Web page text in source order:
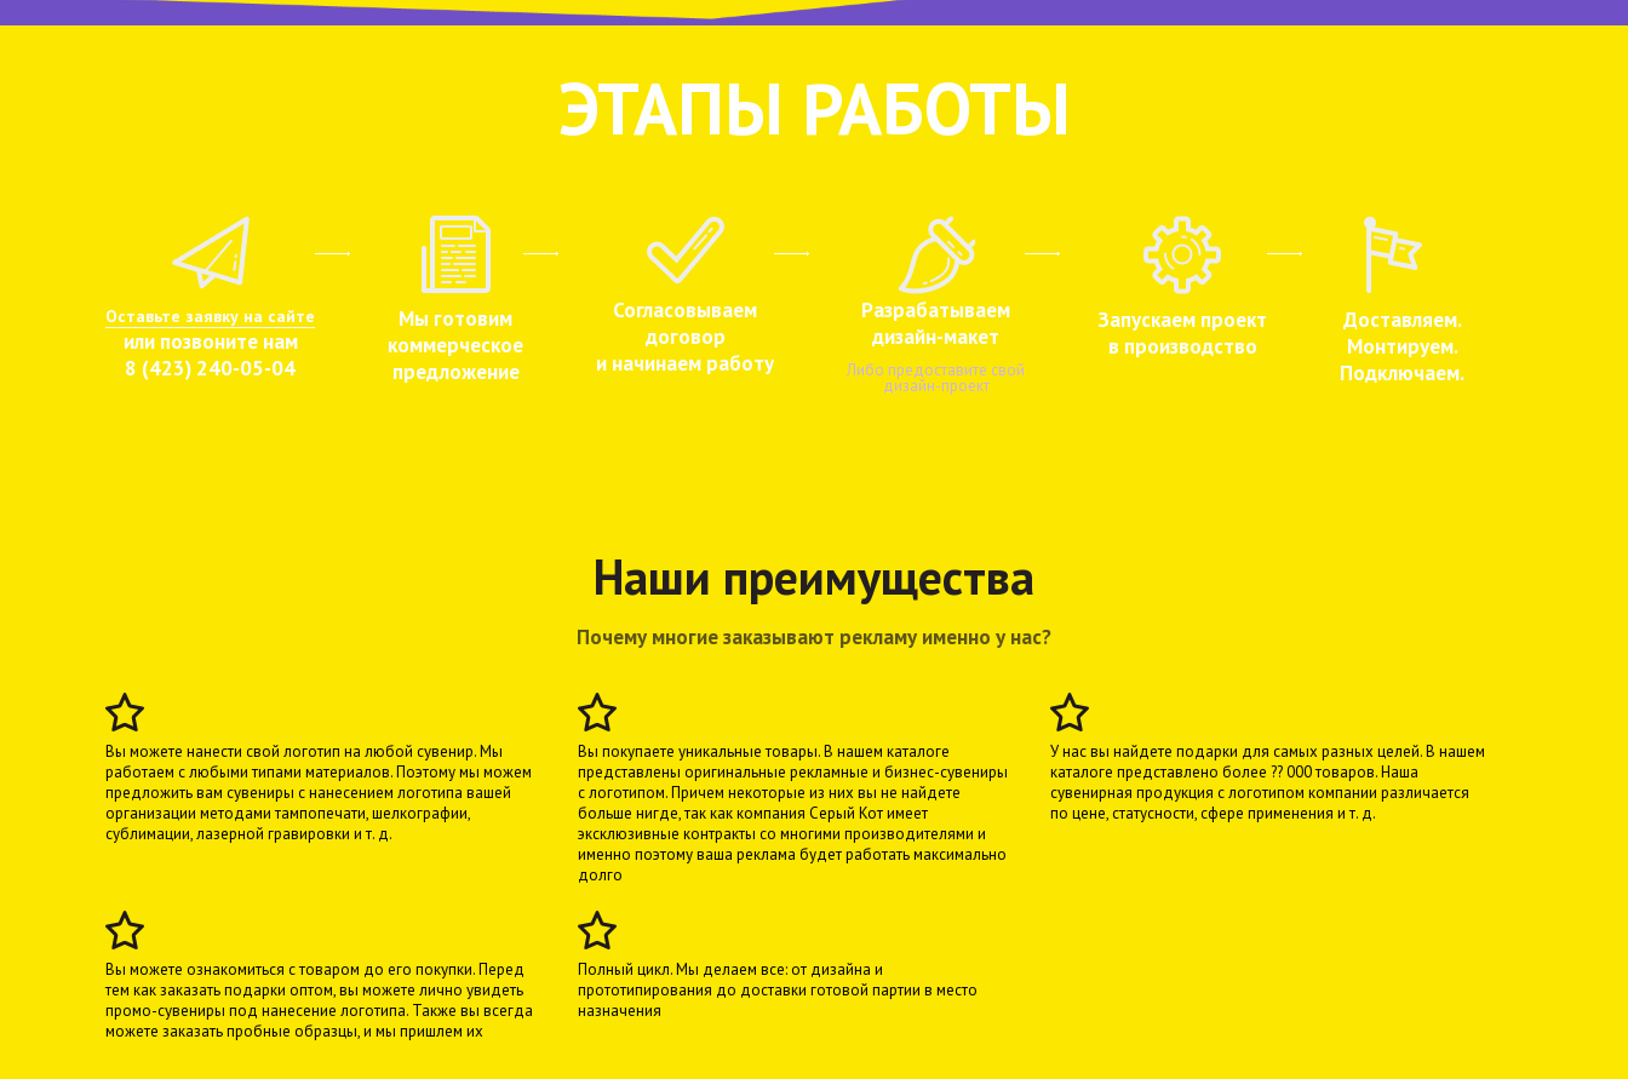
ЭТАПЫ РАБОТЫ
Оставьте заявку на сайте
или позвоните нам
8 (423) 240-05-04
Мы готовим
коммерческое
предложение
Согласовываем
договор
и начинаем работу
Разрабатываем
дизайн-макет
Либо предоставите свой
дизайн-проект
Запускаем проект
в производство
Доставляем.
Монтируем.
Подключаем.
Наши преимущества
Почему многие заказывают рекламу именно у нас?
Вы можете нанести свой логотип на любой сувенир. Мы
работаем с любыми типами материалов. Поэтому мы можем
предложить вам сувениры с нанесением логотипа вашей
организации методами тампопечати, шелкографии,
сублимации, лазерной гравировки и т. д.
Вы покупаете уникальные товары. В нашем каталоге
представлены оригинальные рекламные и бизнес-сувениры
с логотипом. Причем некоторые из них вы не найдете
больше нигде, так как компания Серый Кот имеет
эксклюзивные контракты со многими производителями и
именно поэтому ваша реклама будет работать максимально
долго
У нас вы найдете подарки для самых разных целей. В нашем
каталоге представлено более ?? 000 товаров. Наша
сувенирная продукция с логотипом компании различается
по цене, статусности, сфере применения и т. д.
Вы можете ознакомиться с товаром до его покупки. Перед
тем как заказать подарки оптом, вы можете лично увидеть
промо-сувениры под нанесение логотипа. Также вы всегда
можете заказать пробные образцы, и мы пришлем их
Полный цикл. Мы делаем все: от дизайна и
прототипирования до доставки готовой партии в место
назначения